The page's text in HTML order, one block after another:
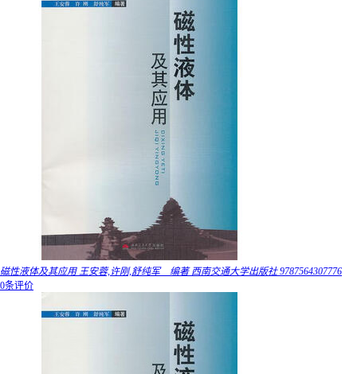
磁性液体及其应用 王安蓉,许刚,舒纯军 编著 西南交通大学出版社 9787564307776
0条评价